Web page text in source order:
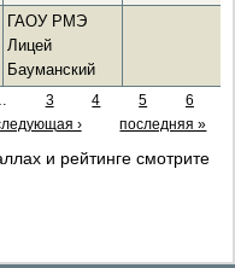
ГАОУ РМЭ
Лицей
Бауманский
3 4 5
6
› последняя »
и рейтинге смотрите